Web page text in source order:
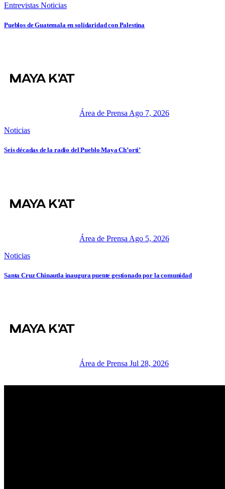
Entrevistas Noticias
Pueblos de Guatemala en solidaridad con Palestina
Área de Prensa Ago 7, 2026
Noticias
Seis décadas de la radio del Pueblo Maya Ch’orti’
Área de Prensa Ago 5, 2026
Noticias
Santa Cruz Chinautla inaugura puente gestionado por la comunidad
Área de Prensa Jul 28, 2026